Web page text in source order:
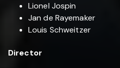
Lionel Jospin
Jan de Rayemaker
Louis Schweitzer
Director